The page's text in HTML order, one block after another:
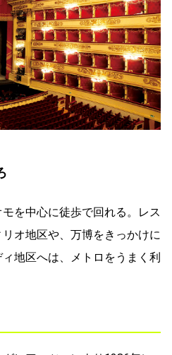
を中心に徒歩で回れる。レス
オ地区や、万博をきっかけに
地区へは、メトロをうまく利